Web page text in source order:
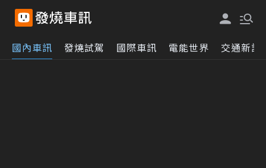
國內車訊 發燒試駕 國際車訊 電能世界 交通新訊